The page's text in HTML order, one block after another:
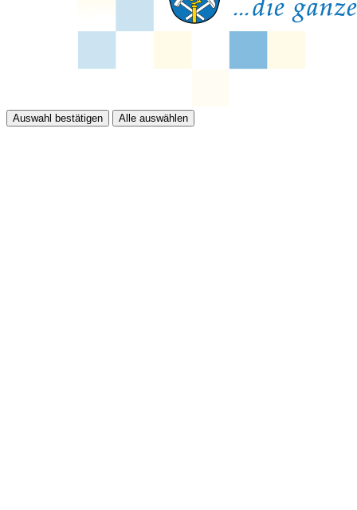
Auswahl bestätigen Alle auswählen